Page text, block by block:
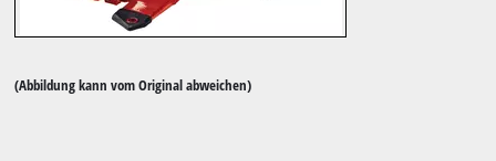
(Abbildung kann vom Original abweichen)